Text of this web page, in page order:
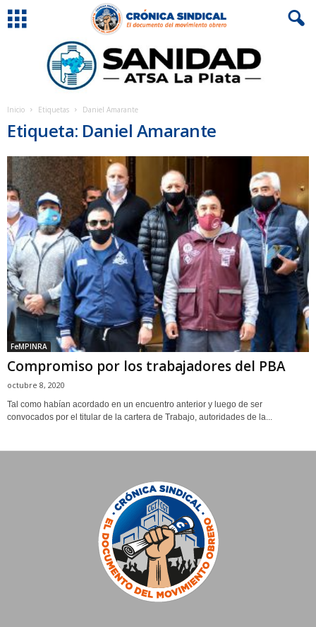
Inicio Etiquetas Daniel Amarante
Etiqueta: Daniel Amarante
FeMPINRA
Compromiso por los trabajadores del PBA
octubre 8, 2020
Tal como habían acordado en un encuentro anterior y luego de ser
convocados por el titular de la cartera de Trabajo, autoridades de la...